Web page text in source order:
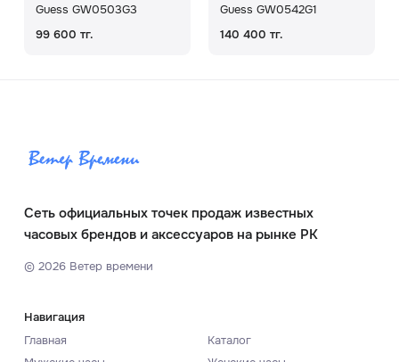
Guess GW0503G3
99 600 тг.
Guess GW0542G1
140 400 тг.
Сеть официальных точек продаж известных
часовых брендов и аксессуаров на рынке РК
© 2026Ветер времени
Навигация
Главная
Каталог